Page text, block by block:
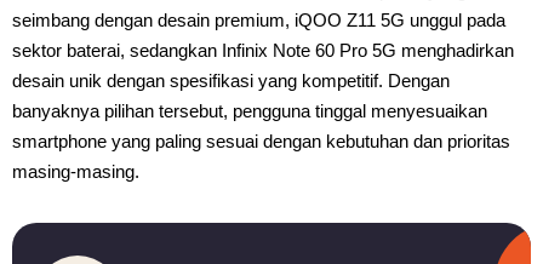
seimbang dengan desain premium, iQOO Z11 5G unggul pada
sektor baterai, sedangkan Infinix Note 60 Pro 5G menghadirkan
desain unik dengan spesifikasi yang kompetitif. Dengan
banyaknya pilihan tersebut, pengguna tinggal menyesuaikan
smartphone yang paling sesuai dengan kebutuhan dan prioritas
masing-masing.